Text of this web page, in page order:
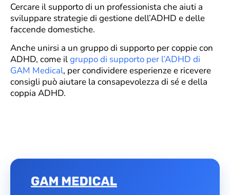
Cercare il supporto di un professionista che aiuti a
sviluppare strategie di gestione dell’ADHD e delle
faccende domestiche.
Anche unirsi a un gruppo di supporto per coppie con
ADHD, come ilgruppo di supporto per l’ADHD di
GAM Medical, per condividere esperienze e ricevere
consigli può aiutare la consapevolezza di sé e della
coppia ADHD.